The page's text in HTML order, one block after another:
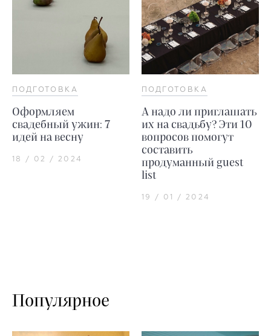
ПОДГОТОВКА
Оформляем
свадебный ужин: 7
идей на весну
18 / 02 / 2024
ПОДГОТОВКА
А надо ли приглашать
их на свадьбу? Эти 10
вопросов помогут
составить
продуманный guest
list
19 / 01 / 2024
Популярное